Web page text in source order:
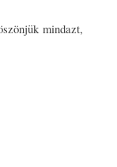
mindazt,